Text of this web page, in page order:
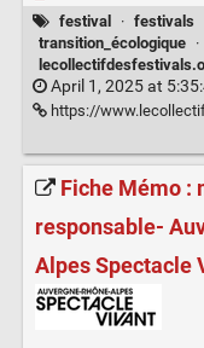
festival · festivals
transition_écologique
·
April 1, 2025 at
https://
Fiche Mémo :
responsable-
Alpes Spectacle